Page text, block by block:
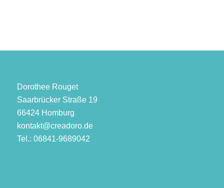
Dorothee Rouget
Saarbrücker Straße 19
66424 Homburg
kontakt@creadoro.de
Tel.: 06841-9689042